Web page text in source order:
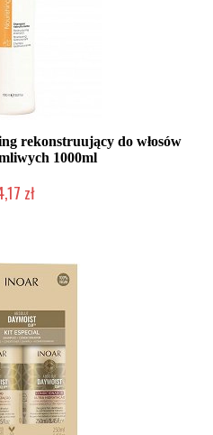
rekonstruujący do włosów
1000ml
zł